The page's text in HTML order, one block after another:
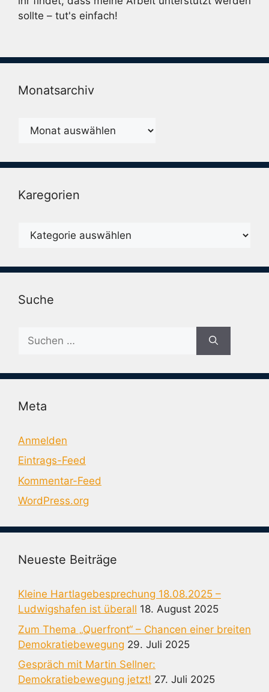
sollte – tut's einfach!
Monatsarchiv
Monatsarchiv
Karegorien
Karegorien
Suche
nach:
Meta
Anmelden
Eintrags-Feed
Kommentar-Feed
WordPress.org
Neueste Beiträge
Kleine Hartlagebesprechung 18.08.2025 –
Ludwigshafen ist überall 18. August 2025
Zum Thema „Querfront“ – Chancen einer breiten
Demokratiebewegung 29. Juli 2025
Gespräch mit Martin Sellner:
Demokratiebewegung jetzt! 27. Juli 2025